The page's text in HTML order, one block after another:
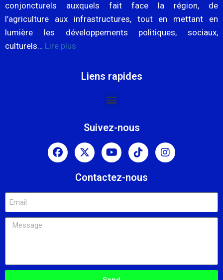
conjoncturels auxquels fait face la région, de
l’agriculture aux infrastructures, tout en mettant en
lumière les développements politiques, sociaux,
culturels… Lire plus
Liens rapides
Suivez-nous
Contactez-nous